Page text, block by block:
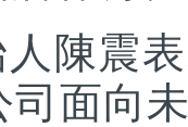
陳震
司面向